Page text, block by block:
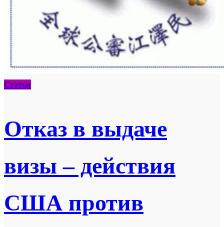
Статьи
Отказ в выдаче
визы – действия
США против